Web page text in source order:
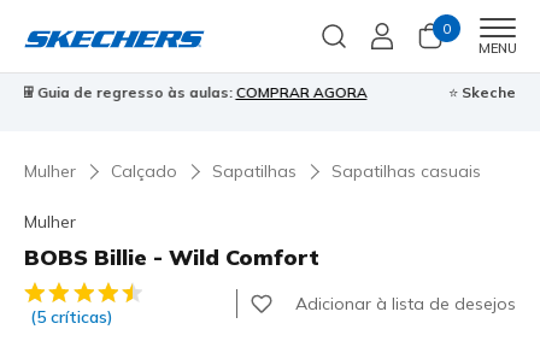
0
MENU
⭐Skechers VIP:45 dias de devolução para membros Inscreve-te⭐
Mulher Calçado Sapatilhas Sapatilhas casuais
Mulher
BOBS Billie - Wild Comfort
5 de 5 – Classificação do cliente
(5 críticas)
Adicionar à lista de desejos